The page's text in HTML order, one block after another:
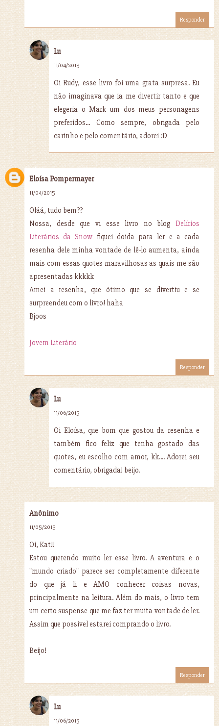
Responder
Lu
11/04/2015
Oi Rudy, esse livro foi uma grata surpresa. Eu
não imaginava que ia me divertir tanto e que
elegeria o Mark um dos meus personagens
preferidos... Como sempre, obrigada pelo
carinho e pelo comentário, adorei :D
Eloísa Pompermayer
11/04/2015
Oláá, tudo bem??
Nossa, desde que vi esse livro no blog Delírios
Literários da Snow fiquei doida para ler e a cada
resenha dele minha vontade de lê-lo aumenta, ainda
mais com essas quotes maravilhosas as quais me são
apresentadas kkkkk
Amei a resenha, que ótimo que se divertiu e se
surpreendeu com o livro! haha
Bjoos
Jovem Literário
Responder
Lu
11/06/2015
Oi Eloísa, que bom que gostou da resenha e
também fico feliz que tenha gostado das
quotes, eu escolho com amor, kk.... Adorei seu
comentário, obrigada! beijo.
Anônimo
11/05/2015
Oi, Kat!!
Estou querendo muito ler esse livro. A aventura e o
"mundo criado" parece ser completamente diferente
do que já li e AMO conhecer coisas novas,
principalmente na leitura. Além do mais, o livro tem
um certo suspense que me faz ter muita vontade de ler.
Assim que possível estarei comprando o livro.
Beijo!
Responder
Lu
11/06/2015